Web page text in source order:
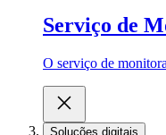
Serviço de
O serviço de
Soluções digitais